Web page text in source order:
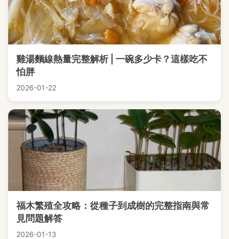
雞湯麵線熱量完整解析 | 一碗多少卡？這樣吃不
怕胖
2026-01-22
福木繁殖全攻略：從種子到成樹的完整指南與常
見問題解答
2026-01-13